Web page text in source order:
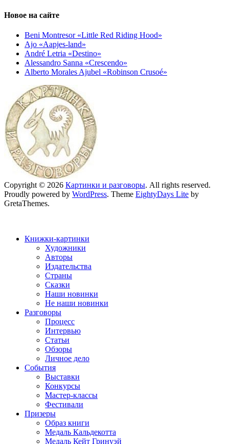
Новое на сайте
Beni Montresor «Little Red Riding Hood»
Ajo «Aapjes-land»
André Letria «Destino»
Alessandro Sanna «Crescendo»
Alberto Morales Ajubel «Robinson Crusoé»
Copyright © 2026 Картинки и разговоры. All rights reserved.
Proudly powered by WordPress. Theme EightyDays Lite by
GretaThemes.
Книжки-картинки
Художники
Авторы
Издательства
Страны
Сказки
Наши новинки
Не наши новинки
Разговоры
Процесс
Интервью
Статьи
Обзоры
Личное дело
События
Выставки
Конкурсы
Мастер-классы
Фестивали
Призеры
Образ книги
Медаль Кальдекотта
Медаль Кейт Гринуэй